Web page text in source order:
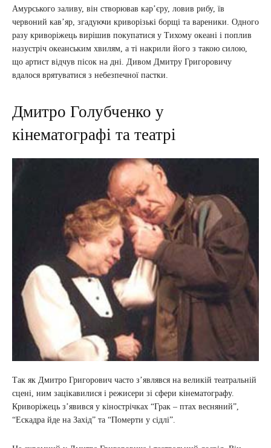
Амурського заливу, він створював кар’єру, ловив рибу, їв
червоний кав’яр, згадуючи криворізькі борщі та вареники. Одного
разу криворіжець вирішив покупатися у Тихому океані і поплив
назустріч океанським хвилям, а ті накрили його з такою силою,
що артист відчув пісок на дні. Дивом Дмитру Григоровичу
вдалося врятуватися з небезпечної пастки.
Дмитро Голубченко у
кінематографі та театрі
Так як Дмитро Григорович часто з’являвся на великій театральній
сцені, ним зацікавилися і режисери зі сфери кінематографу.
Криворіжець з’явився у кінострічках “Грак – птах весняний”,
“Ескадра йде на Захід” та “Померти у сідлі”.